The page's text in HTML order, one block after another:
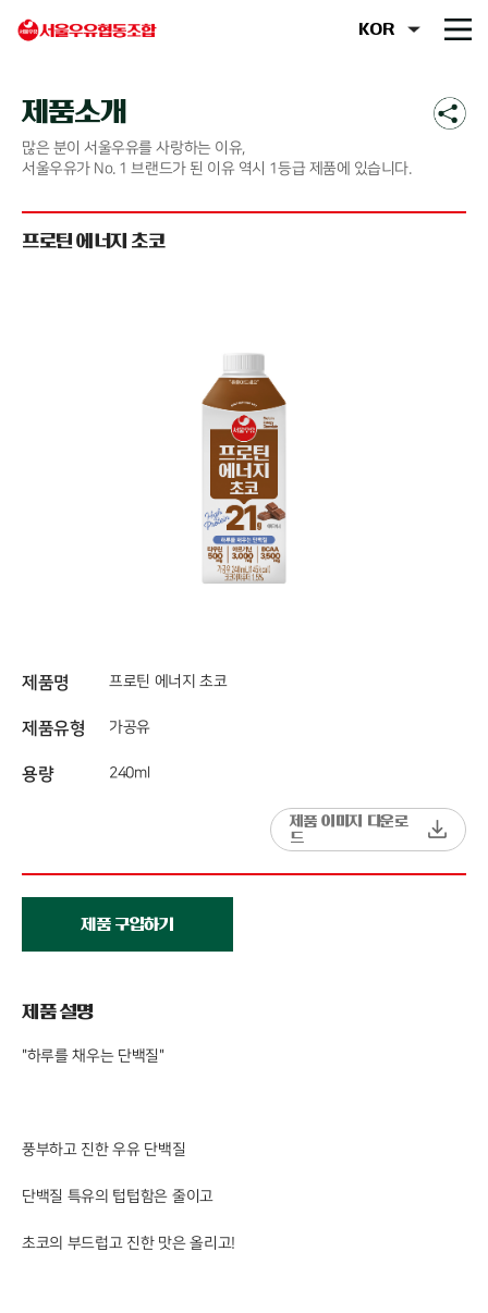
제품소개
많은 분이 서울우유를 사랑하는 이유,
서울우유가 No. 1 브랜드가 된 이유 역시 1등급 제품에 있습니다.
프로틴 에너지 초코
제품명 프로틴 에너지 초코
제품유형 가공유
용량 240ml
제품 이미지 다운로
드
제품 구입하기
제품 설명
"하루를 채우는 단백질"
풍부하고 진한 우유 단백질
단백질 특유의 텁텁함은 줄이고
초코의 부드럽고 진한 맛은 올리고!